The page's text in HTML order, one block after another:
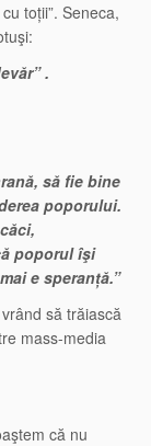
toții”. Seneca,
.
să fie bine
poporului.
poporul îşi
e speranță.”
să trăiască
mass-media
că nu